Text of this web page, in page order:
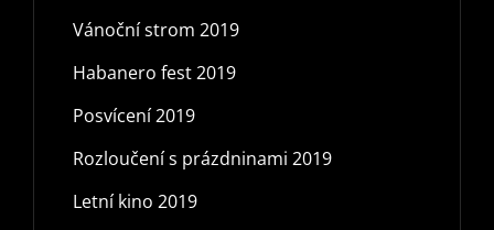
Vánoční strom 2019
Habanero fest 2019
Posvícení 2019
Rozloučení s prázdninami 2019
Letní kino 2019